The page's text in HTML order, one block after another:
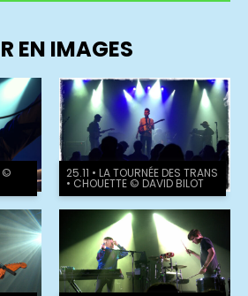
EN IMAGES
© 25.11 • LA TOURNÉE DES TRANS
• CHOUETTE © DAVID BILOT